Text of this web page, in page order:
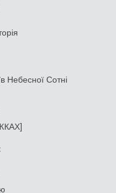
Небесної Сотні